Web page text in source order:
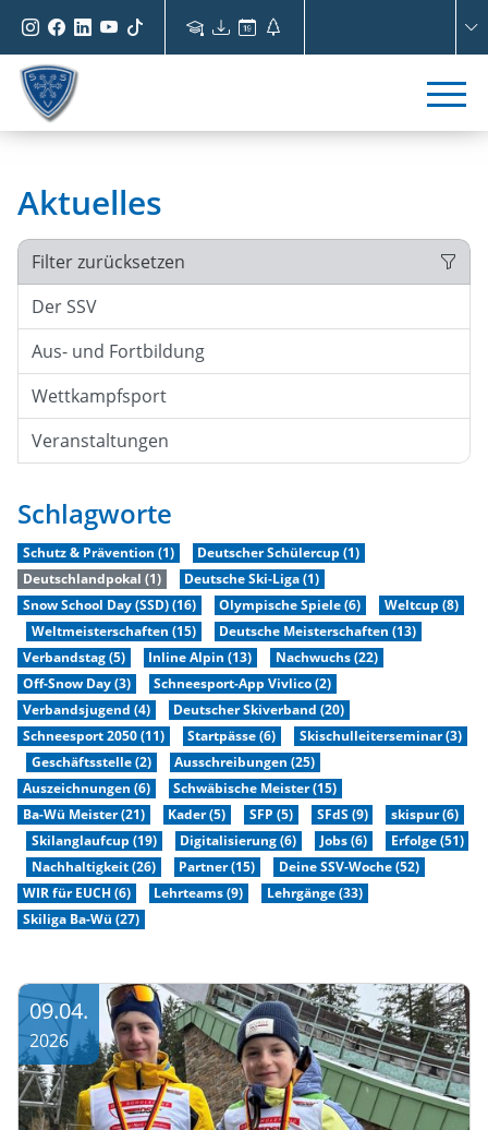
Aktuelles
09.04.
2026
Filter zurücksetzen
Der SSV
Aus- und Fortbildung
Wettkampfsport
Veranstaltungen
Schlagworte
Schutz & Prävention (1)
Deutscher Schülercup (1)
Deutschlandpokal (1)
Deutsche Ski-Liga (1)
Snow School Day (SSD) (16)
Olympische Spiele (6)
Weltcup (8)
Weltmeisterschaften (15)
Deutsche Meisterschaften (13)
Verbandstag (5)
Inline Alpin (13)
Nachwuchs (22)
Off-Snow Day (3)
Schneesport-App Vivlico (2)
Verbandsjugend (4)
Deutscher Skiverband (20)
Schneesport 2050 (11)
Startpässe (6)
Skischulleiterseminar (3)
Geschäftsstelle (2)
Ausschreibungen (25)
Auszeichnungen (6)
Schwäbische Meister (15)
Ba-Wü Meister (21)
Kader (5) SFP (5) SFdS (9)
skispur (6)
Skilanglaufcup (19)
Digitalisierung (6) Jobs (6)
Erfolge (51)
Nachhaltigkeit (26)
Partner (15)
Deine SSV-Woche (52)
WIR für EUCH (6)
Lehrteams (9)
Lehrgänge (33)
Skiliga Ba-Wü (27)